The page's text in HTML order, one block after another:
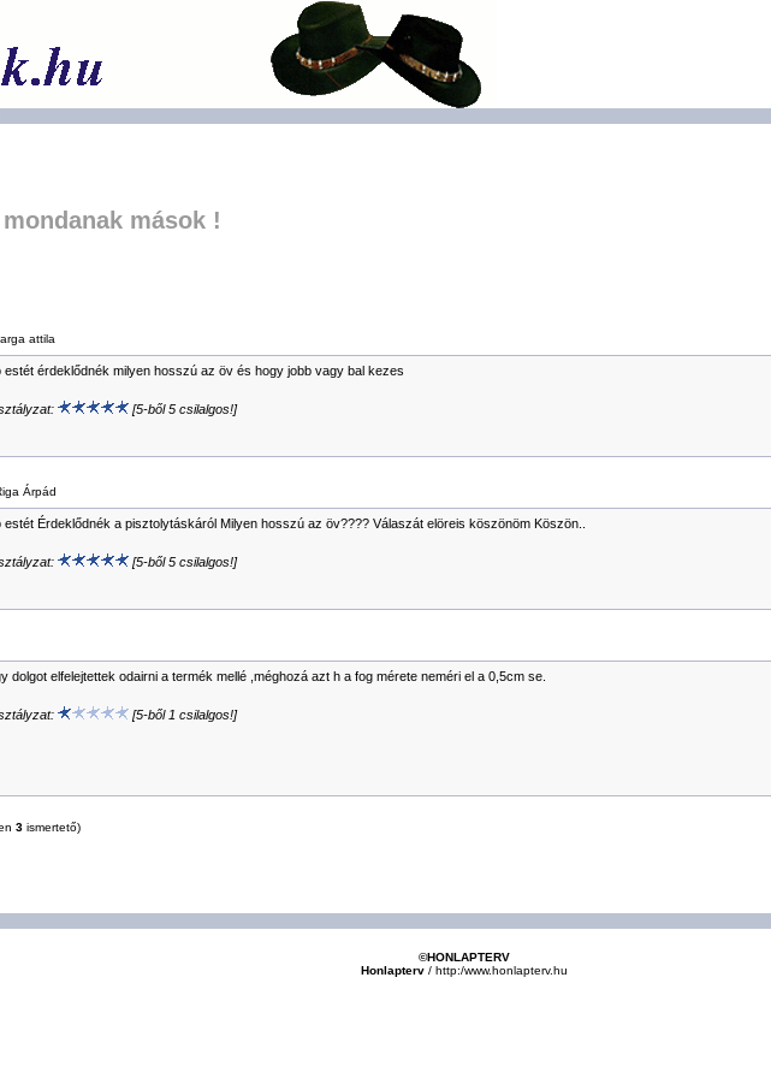
mások !
attila
estét érdeklődnék milyen hosszú az öv és hogy jobb vagy bal kezes
[5-ből 5 csilalgos!]
Árpád
estét Érdeklődnék a pisztolytáskáról Milyen hosszú az öv???? Válaszát elöreis köszönöm Köszön..
[5-ből 5 csilalgos!]
dolgot elfelejtettek odairni a termék mellé ,méghozá azt h a fog mérete neméri el a 0,5cm se.
[5-ből 1 csilalgos!]
3 ismertető)
©HONLAPTERV
Honlapterv / http:/www.honlapterv.hu